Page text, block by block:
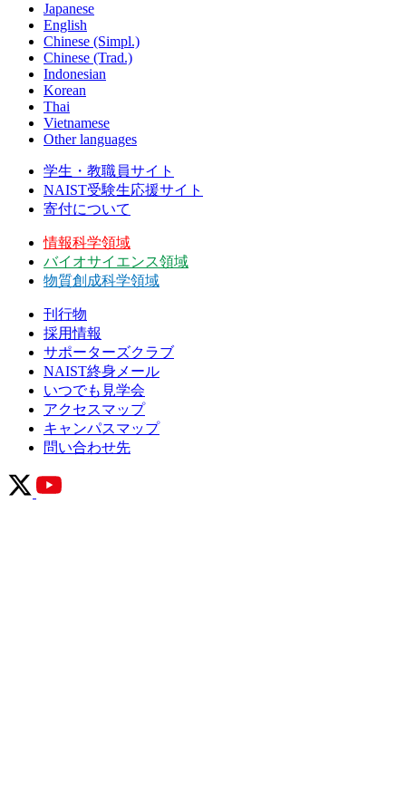
Japanese
English
Chinese (Simpl.)
Chinese (Trad.)
Indonesian
Korean
Thai
Vietnamese
Other languages
学生・教職員サイト
NAIST受験生応援サイト
寄付について
情報科学領域
バイオサイエンス領域
物質創成科学領域
刊行物
採用情報
サポーターズクラブ
NAIST終身メール
いつでも見学会
アクセスマップ
キャンパスマップ
問い合わせ先